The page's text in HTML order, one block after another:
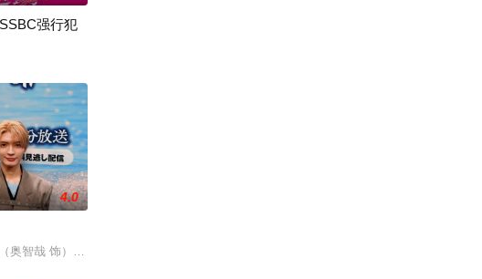
理局、盯着行
酷、却在脑海中不断幻想女主角的同期同事之间的恋爱故
院”。少子化、医生短缺、地方产科接连关闭……在令和时代的当下，守护母婴生命的“分娩
强行犯
护士注册制度、设立
一位拥有特异功能的神秘密友展开。女主角黑井雏田只要触碰杀手，眼前便会浮现出冰冷
4.0
奥智哉 饰）与校园风云人物佐伯千晴（杢代和人 饰）因共同的电影爱好而结缘。在千晴